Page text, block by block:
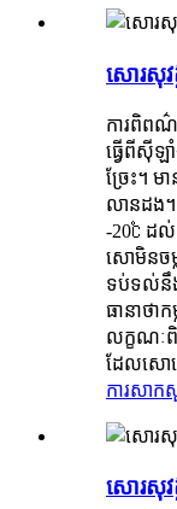
សោរសុវ
ការពិពណ៌
ធ្វើពីស៊ីឡ
ច្រែះ។ ម
លានដង
-20℃ ដល់
សោមិនចម្
ទប់ទល់នឹ
ធានាថា
លក្ខណៈពិ
ដែលសោប
ការសាក
សោរសុវ